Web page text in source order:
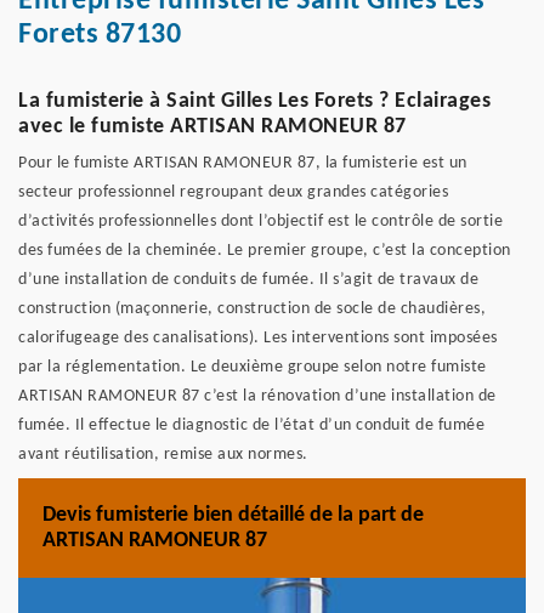
Forets 87130
La fumisterie à Saint Gilles Les Forets ? Eclairages
avec le fumiste ARTISAN RAMONEUR 87
Pour le fumiste ARTISAN RAMONEUR 87, la fumisterie est un
secteur professionnel regroupant deux grandes catégories
d’activités professionnelles dont l’objectif est le contrôle de sortie
des fumées de la cheminée. Le premier groupe, c’est la conception
d’une installation de conduits de fumée. Il s’agit de travaux de
construction (maçonnerie, construction de socle de chaudières,
calorifugeage des canalisations). Les interventions sont imposées
par la réglementation. Le deuxième groupe selon notre fumiste
ARTISAN RAMONEUR 87 c’est la rénovation d’une installation de
fumée. Il effectue le diagnostic de l’état d’un conduit de fumée
avant réutilisation, remise aux normes.
Devis fumisterie bien détaillé de la part de
ARTISAN RAMONEUR 87